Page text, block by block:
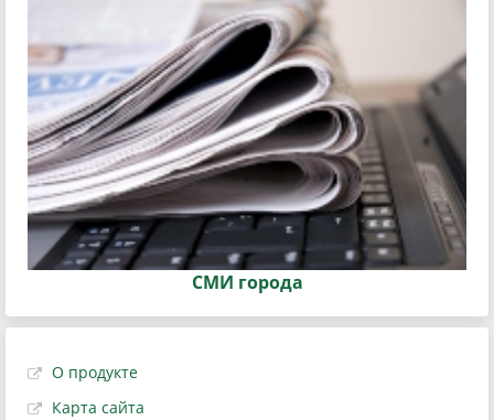
СМИ города
О продукте
Карта сайта